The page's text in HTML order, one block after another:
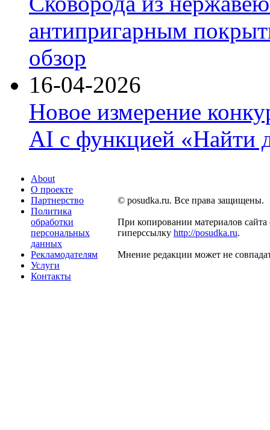
антипригарным
обзор
16-04-2026
Новое измерение
AI с функцией «Найти
About
О проекте
Партнерство
Политика
обработки
персональных
данных
Рекламодателям
Услуги
Контакты
© posudka.ru. Все права защищены.
При копировании материалов сайта
гиперссылку http://posudka.ru.
Мнение редакции может не